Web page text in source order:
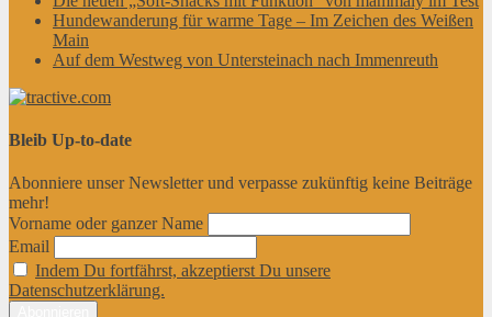
Hundewanderung für warme Tage – Im Zeichen des Weißen
Main
Auf dem Westweg von Untersteinach nach Immenreuth
Bleib Up-to-date
Abonniere unser Newsletter und verpasse zukünftig keine Beiträge
mehr!
Vorname oder ganzer Name
Email
Indem Du fortfährst, akzeptierst Du unsere
Datenschutzerklärung.